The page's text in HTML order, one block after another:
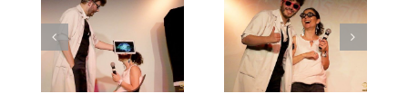
magie
numérique
Lille –
Spectacle
Lille –
Xavitch